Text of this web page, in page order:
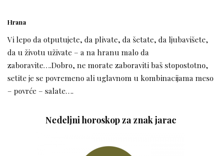
Hrana
Vi lepo da otputujete, da plivate, da šetate, da ljubavišete,
da u životu uživate – a na hranu malo da
zaboravite….Dobro, ne morate zaboraviti baš stopostotno,
setite je se povremeno ali uglavnom u kombinacijama meso
– povrće – salate….
Nedeljni horoskop za znak jarac